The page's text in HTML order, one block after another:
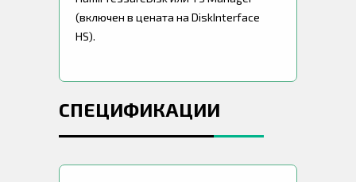
(включен в цената на DiskInterface
HS).
СПЕЦИФИКАЦИИ